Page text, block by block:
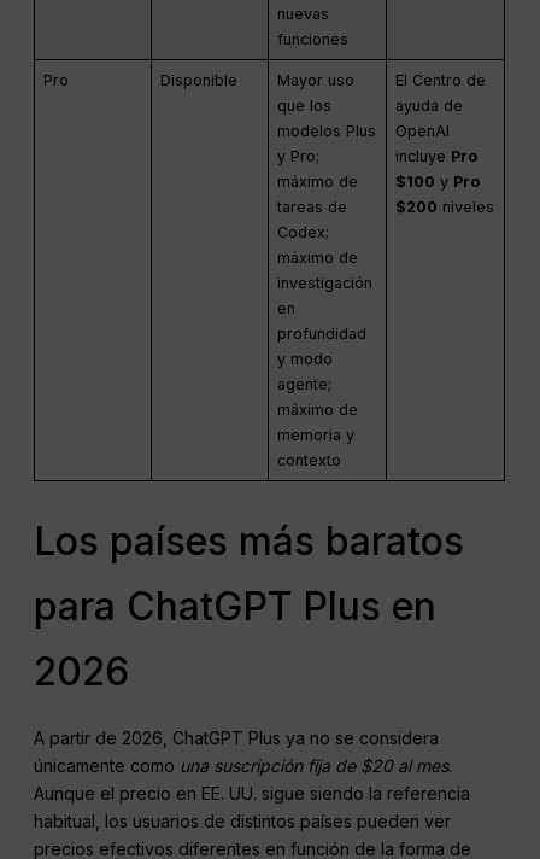
nuevas
funciones
Pro Disponible
Mayor uso
que los
modelos Plus
y Pro;
máximo de
tareas de
Codex;
máximo de
investigación
en
profundidad
y modo
agente;
máximo de
memoria y
contexto
El Centro de
ayuda de
OpenAI
incluye Pro
$100 y Pro
$200 niveles
Los países más baratos
para ChatGPT Plus en
2026
A partir de 2026, ChatGPT Plus ya no se considera
únicamente como una suscripción fija de $20 al mes.
Aunque el precio en EE. UU. sigue siendo la referencia
habitual, los usuarios de distintos países pueden ver
precios efectivos diferentes en función de la forma de